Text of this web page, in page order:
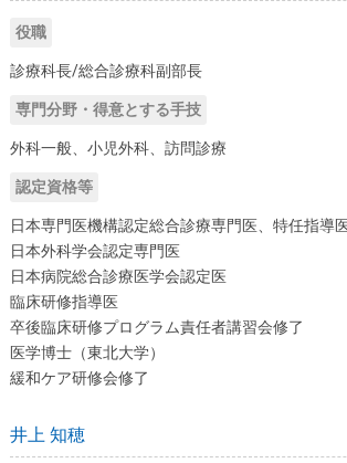
役職
診療科長/総合診療科副部長
専門分野・得意とする手技
外科一般、小児外科、訪問診療
認定資格等
日本専門医機構認定総合診療専門医、特任指導
日本外科学会認定専門医
日本病院総合診療医学会認定医
臨床研修指導医
卒後臨床研修プログラム責任者講習会修了
医学博士（東北大学）
緩和ケア研修会修了
井上 知穂